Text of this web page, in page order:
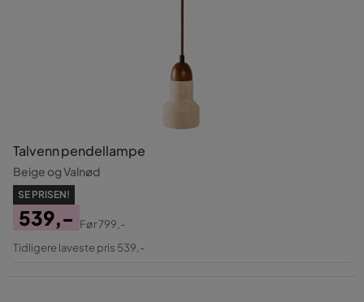
Talvenn pendellampe
Beige og Valnød
SE PRISEN!
Pris
539,-
Original
Før799,-
Tidligere laveste pris 539,-